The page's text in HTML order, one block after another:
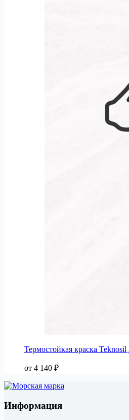
Термостойкая краска Teknosil
от 4 140 ₽
Информация